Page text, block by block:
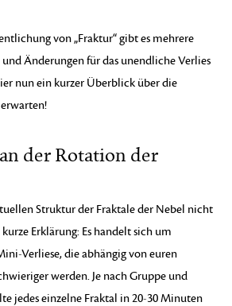
von „Fraktur“ gibt es mehrere
Änderungen für das unendliche Verlies
nun ein kurzer Überblick über die
der Rotation der
Struktur der Fraktale der Nebel nicht
Erklärung: Es handelt sich um
Verliese, die abhängig von euren
werden. Je nach Gruppe und
jedes einzelne Fraktal in 20-30 Minuten